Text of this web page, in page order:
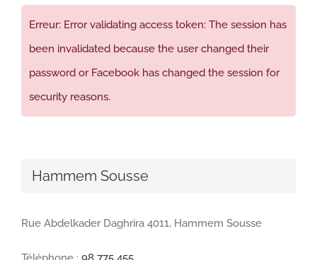
Erreur: Error validating access token: The session has
been invalidated because the user changed their
password or Facebook has changed the session for
security reasons.
Hammem Sousse
Rue Abdelkader Daghrira 4011, Hammem Sousse